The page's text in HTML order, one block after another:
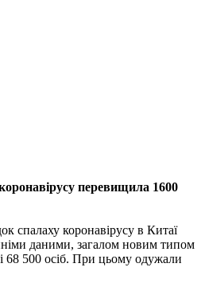
перевищила 1600
спалаху коронавірусу в Китаї
даними, загалом новим типом
68 500 осіб. При цьому одужали